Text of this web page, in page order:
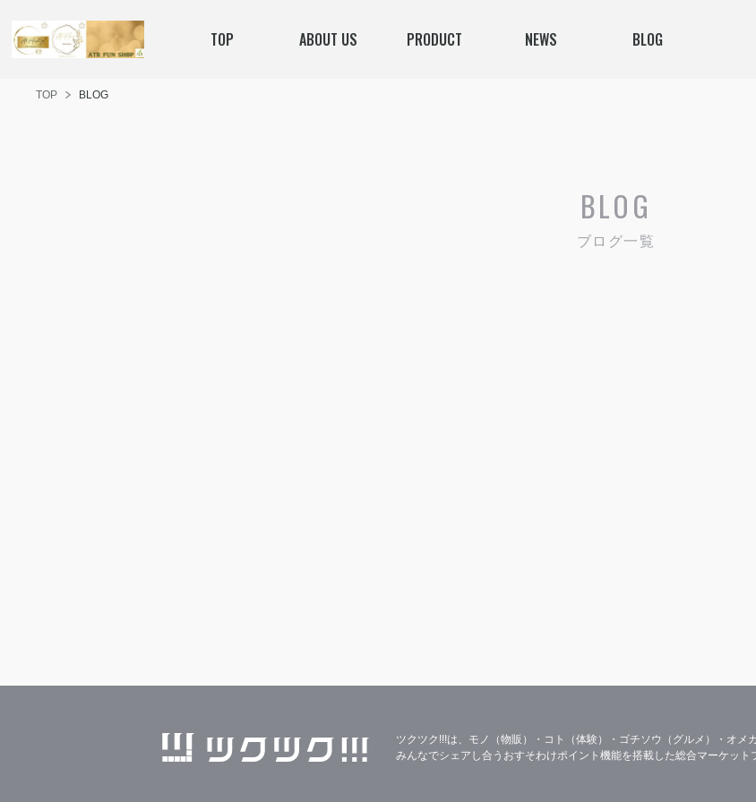
TOP ABOUT US PRODUCT NEWS BLOG
TOP BLOG
BLOG
ブログ一覧
ツクツク!!!は、モノ（物販）・コト（体験）・ゴチソウ（グルメ）・オメ
みんなでシェアし合うおすそわけポイント機能を搭載した総合マーケット